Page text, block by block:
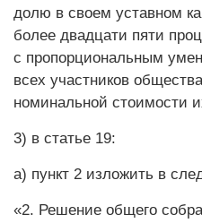
долю в своем уставном
более двадцати пяти
с пропорциональным
всех участников
номинальной стоимости
3) в статье 19:
а) пункт 2 изложить в
«2. Решение общего